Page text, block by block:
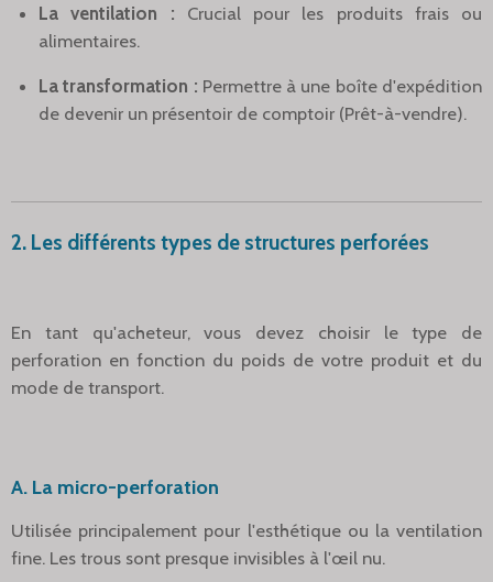
La ventilation : Crucial pour les produits frais ou
alimentaires.
La transformation : Permettre à une boîte d'expédition
de devenir un présentoir de comptoir (Prêt-à-vendre).
2. Les différents types de structures perforées
En tant qu'acheteur, vous devez choisir le type de
perforation en fonction du poids de votre produit et du
mode de transport.
A. La micro-perforation
Utilisée principalement pour l'esthétique ou la ventilation
fine. Les trous sont presque invisibles à l'œil nu.